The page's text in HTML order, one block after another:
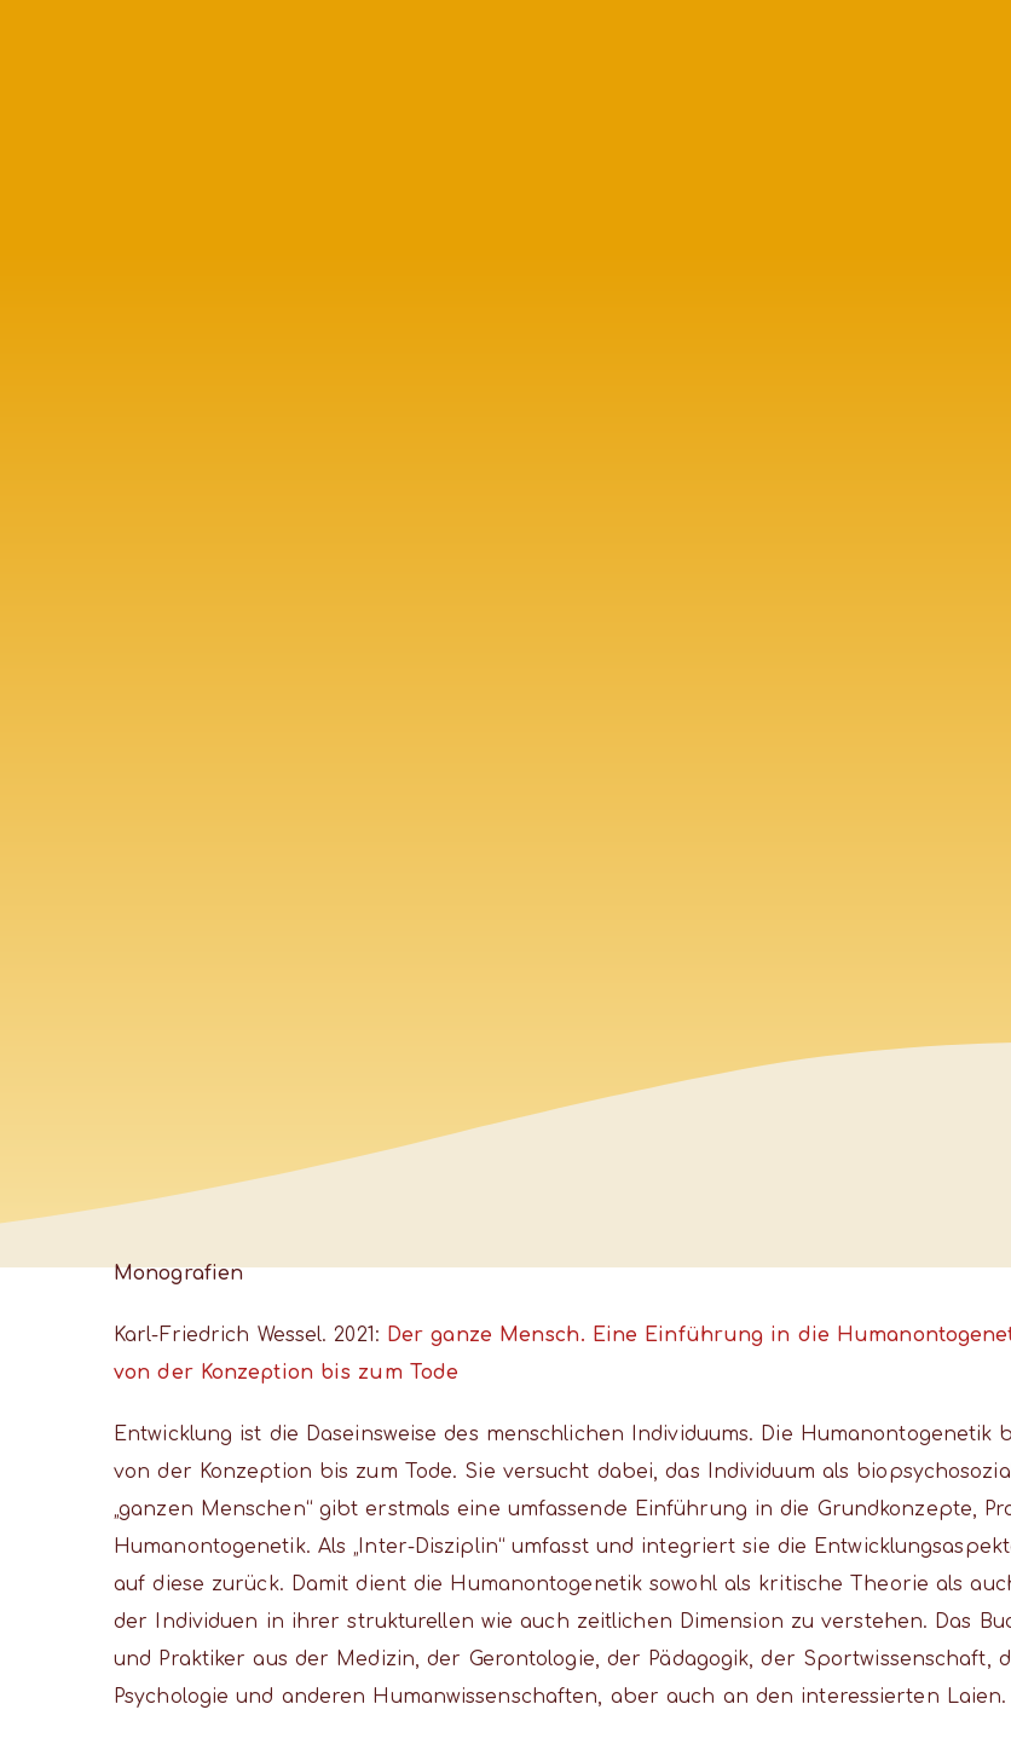
Monografien
Karl-Friedrich Wessel. 2021: Der ganze Mensch. Eine Einführung in die
von der Konzeption bis zum Tode
Entwicklung ist die Daseinsweise des menschlichen Individuums. Die
von der Konzeption bis zum Tode. Sie versucht dabei, das Individuum als
„ganzen Menschen“ gibt erstmals eine umfassende Einführung in die Grundkonzepte,
Humanontogenetik. Als „Inter-Disziplin“ umfasst und integriert sie die
auf diese zurück. Damit dient die Humanontogenetik sowohl als kritische Theorie als
der Individuen in ihrer strukturellen wie auch zeitlichen Dimension zu verstehen. Das
und Praktiker aus der Medizin, der Gerontologie, der Pädagogik, der Sportwissenschaft,
Psychologie und anderen Humanwissenschaften, aber auch an den interessierten Laien.